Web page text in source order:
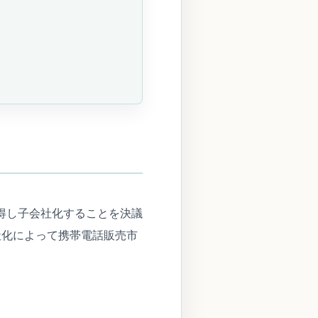
し子会社化することを決議
によって携帯電話販売市